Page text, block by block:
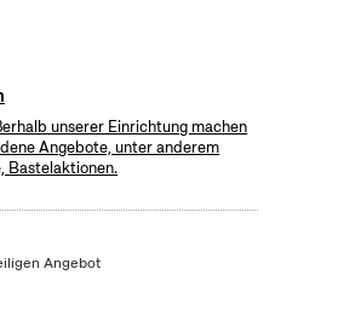
unserer Einrichtung machen
Angebote, unter anderem
Bastelaktionen.
Angebot